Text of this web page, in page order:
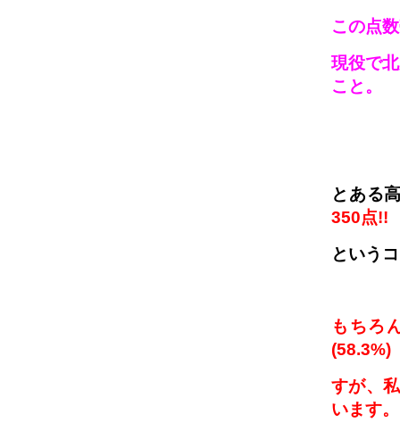
この点
現役で
こと。
とある
350点
という
もちろ
すが、
います。